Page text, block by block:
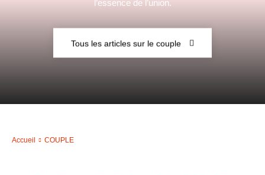
–
l’essence de l’union.
Tous les articles sur le couple
Accueil COUPLE